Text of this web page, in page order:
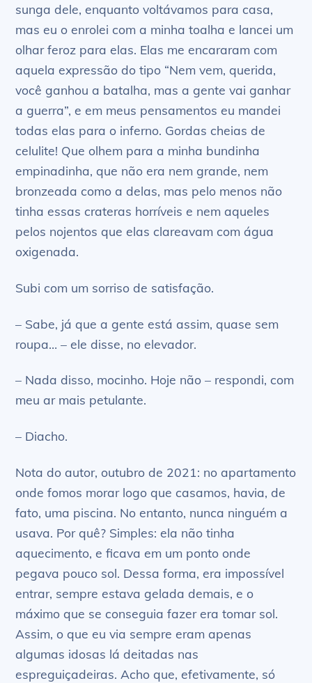
sunga dele, enquanto voltávamos para casa,
mas eu o enrolei com a minha toalha e lancei um
olhar feroz para elas. Elas me encararam com
aquela expressão do tipo “Nem vem, querida,
você ganhou a batalha, mas a gente vai ganhar
a guerra”, e em meus pensamentos eu mandei
todas elas para o inferno. Gordas cheias de
celulite! Que olhem para a minha bundinha
empinadinha, que não era nem grande, nem
bronzeada como a delas, mas pelo menos não
tinha essas crateras horríveis e nem aqueles
pelos nojentos que elas clareavam com água
oxigenada.
Subi com um sorriso de satisfação.
– Sabe, já que a gente está assim, quase sem
roupa… – ele disse, no elevador.
– Nada disso, mocinho. Hoje não – respondi, com
meu ar mais petulante.
– Diacho.
Nota do autor, outubro de 2021: no apartamento
onde fomos morar logo que casamos, havia, de
fato, uma piscina. No entanto, nunca ninguém a
usava. Por quê? Simples: ela não tinha
aquecimento, e ficava em um ponto onde
pegava pouco sol. Dessa forma, era impossível
entrar, sempre estava gelada demais, e o
máximo que se conseguia fazer era tomar sol.
Assim, o que eu via sempre eram apenas
algumas idosas lá deitadas nas
espreguiçadeiras. Acho que, efetivamente, só